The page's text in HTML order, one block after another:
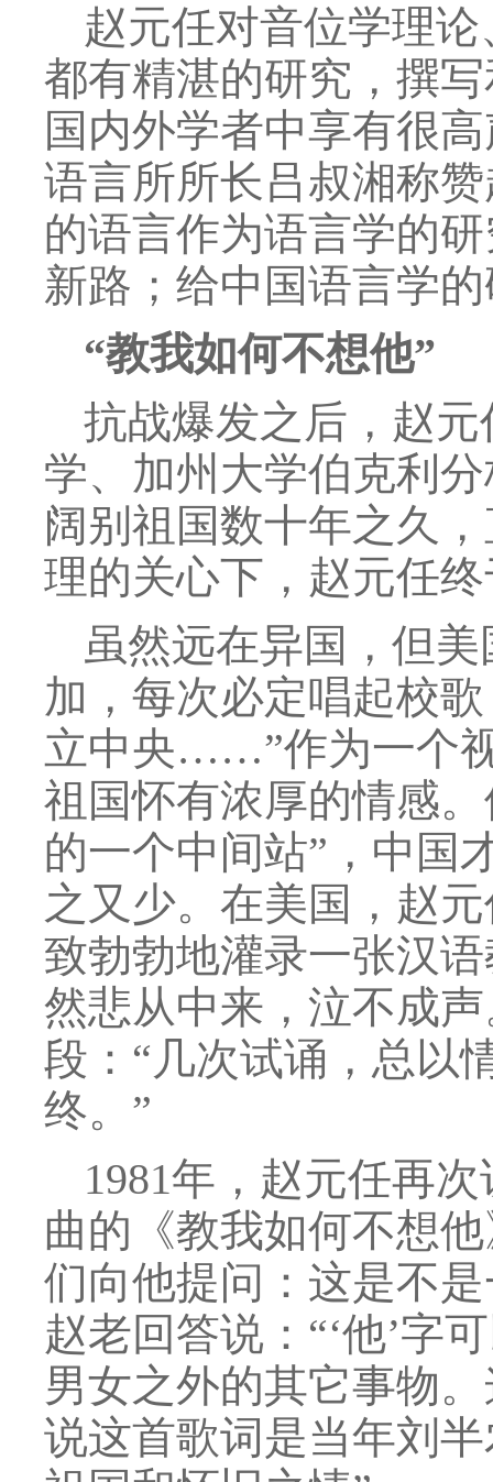
赵元任对音位学理
都有精湛的研究，撰
国内外学者中享有很
语言所所长吕叔湘称
的语言作为语言学的
新路；给中国语言学
“教我如何不想他”
抗战爆发之后，赵
学、加州大学伯克利
阔别祖国数十年之久
理的关心下，赵元任
虽然远在异国，但
加，每次必定唱起校
立中央……”作为一个
祖国怀有浓厚的情感
的一个中间站”，中国
之又少。在美国，赵
致勃勃地灌录一张汉
然悲从中来，泣不成
段：“几次试诵，总以
终。”
1981年，赵元任再
曲的《教我如何不想
们向他提问：这是不
赵老回答说：“‘他’字
男女之外的其它事物
说这首歌词是当年刘